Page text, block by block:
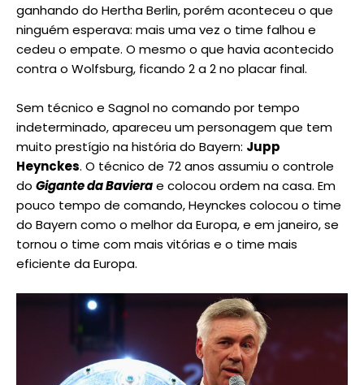
ganhando do Hertha Berlin, porém aconteceu o que
ninguém esperava: mais uma vez o time falhou e
cedeu o empate. O mesmo o que havia acontecido
contra o Wolfsburg, ficando 2 a 2 no placar final.
Sem técnico e Sagnol no comando por tempo
indeterminado, apareceu um personagem que tem
muito prestígio na história do Bayern: Jupp
Heynckes. O técnico de 72 anos assumiu o controle
do Gigante da Bavierae colocou ordem na casa. Em
pouco tempo de comando, Heynckes colocou o time
do Bayern como o melhor da Europa, e em janeiro, se
tornou o time com mais vitórias e o time mais
eficiente da Europa.